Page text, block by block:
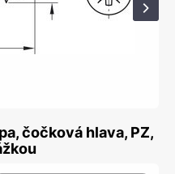
čočková hlava, PZ,